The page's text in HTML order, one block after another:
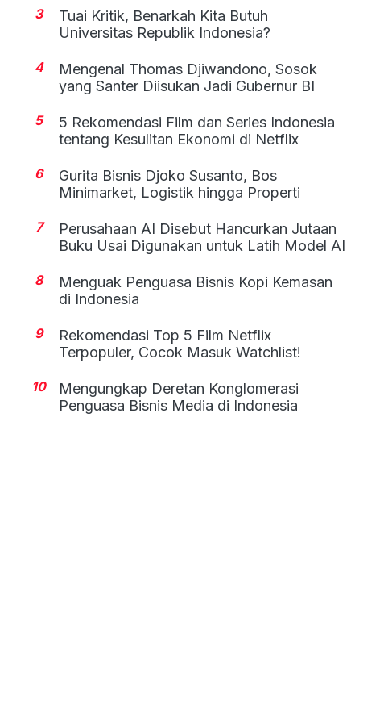
3
Tuai Kritik, Benarkah Kita Butuh
Universitas Republik Indonesia?
4
Mengenal Thomas Djiwandono, Sosok
yang Santer Diisukan Jadi Gubernur BI
5
5 Rekomendasi Film dan Series Indonesia
tentang Kesulitan Ekonomi di Netflix
6
Gurita Bisnis Djoko Susanto, Bos
Minimarket, Logistik hingga Properti
7
Perusahaan AI Disebut Hancurkan Jutaan
Buku Usai Digunakan untuk Latih Model AI
8
Menguak Penguasa Bisnis Kopi Kemasan
di Indonesia
9
Rekomendasi Top 5 Film Netflix
Terpopuler, Cocok Masuk Watchlist!
10
Mengungkap Deretan Konglomerasi
Penguasa Bisnis Media di Indonesia